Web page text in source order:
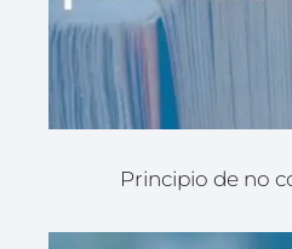
Principio de no